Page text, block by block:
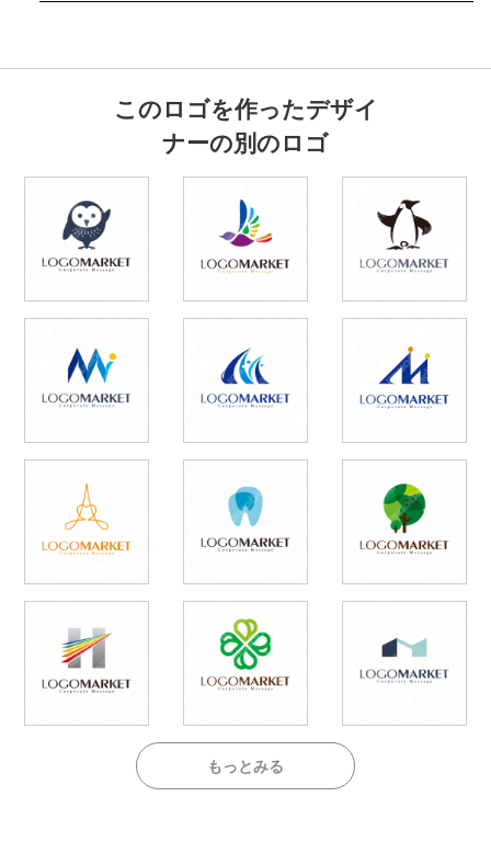
このロゴを作ったデザイ
ナーの別のロゴ
もっとみる